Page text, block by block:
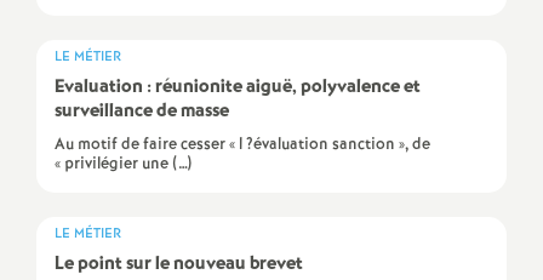
c
o
LE MÉTIER
Evaluation : réunionite aiguë, polyvalence et
surveillance de masse
Au motif de faire cesser « l ?évaluation sanction », de
« privilégier une (…)
LE MÉTIER
Le point sur le nouveau brevet